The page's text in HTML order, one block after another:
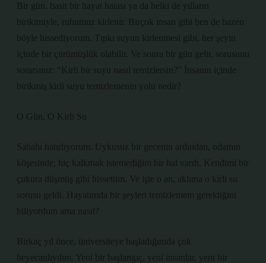
Bir gün, basit bir hayat hatası ya da belki de yılların
birikimiyle, ruhumuz kirlenir. Birçok insan gibi ben de bazen
böyle hissediyorum. Tıpkı suyun kirlenmesi gibi, her şeyin
içinde bir çürümüşlük olabilir. Ve sonra bir gün gelir, sorusunu
sorarsınız: “Kirli bir suyu nasıl temizlersin?” İnsanın içinde
birikmiş kirli suyu temizlemenin yolu nedir?
O Gün, O Kirli Su
Sabahı hatırlıyorum. Uykusuz bir gecenin ardından, odamın
köşesinde, hiç kalkmak istemediğim bir hal vardı. Kendimi bir
çukura düşmüş gibi hissettim. Ve işte o an, aklıma o kirli su
sorusu geldi. Hayatımda bir şeyleri temizlemem gerektiğini
biliyordum ama nasıl?
Birkaç yıl önce, üniversiteye başladığımda çok
heyecanlıydım. Yeni bir başlangıç, yeni insanlar, yeni bir